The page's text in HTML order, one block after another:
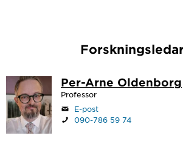
Per-Arne Oldenborg
Professor
E-post
090-786 59 74